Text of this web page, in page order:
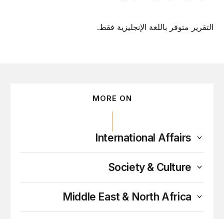
التقرير متوفر باللغة الإنجليزية فقط.
MORE ON
International Affairs
Society & Culture
Middle East & North Africa